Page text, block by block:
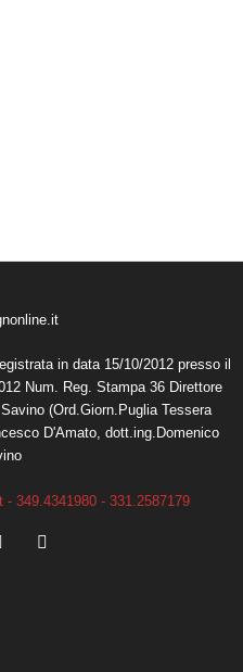
in data 15/10/2012 presso il
Num. Reg. Stampa 36 Direttore
(Ord.Giorn.Puglia Tessera
D'Amato, dott.ing.Domenico
- 349.4341980 - 331.2587179